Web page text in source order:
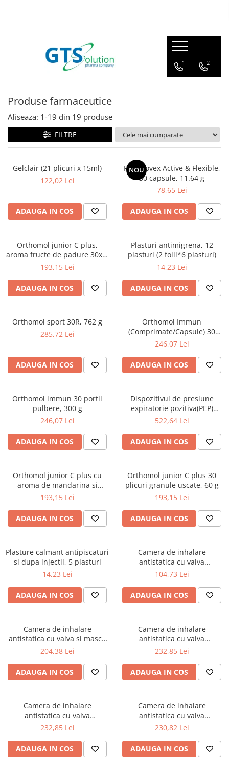
Seturi ingrijire
Protectie solara
Serum pentru fata
Creme de ochi
Creme de fata
Ingrijire corp - fermitate
Masti pentru fata
Cosmetice barbati
Articulatii, oase, muschi
Imunitate, raceala si gripa
Sanatatea familiei
Calitatea vietii
1 2
Produse farmaceutice
Afiseaza: 1-19 din 19 produse
FILTRE
Gelclair (21 plicuri x 15ml)
122,02 Lei
ADAUGA IN COS
NOU
Regenovex Active & Flexible,
30 capsule, 11.64 g
78,65 Lei
ADAUGA IN COS
Orthomol junior C plus,
aroma fructe de padure 30x(3
tbl masticabile), 108 g
193,15 Lei
ADAUGA IN COS
Plasturi antimigrena, 12
plasturi (2 folii*6 plasturi)
14,23 Lei
ADAUGA IN COS
Orthomol sport 30R, 762 g
285,72 Lei
ADAUGA IN COS
Orthomol Immun
(Comprimate/Capsule) 30
portii, 117 g
246,07 Lei
ADAUGA IN COS
Orthomol immun 30 portii
pulbere, 300 g
246,07 Lei
ADAUGA IN COS
Dispozitivul de presiune
expiratorie pozitiva(PEP)
oscilanta Aerobika
522,64 Lei
ADAUGA IN COS
Orthomol junior C plus cu
aroma de mandarina si
portocala, 30x(3 tbl
193,15 Lei
ADAUGA IN COS
Orthomol junior C plus 30
plicuri granule uscate, 60 g
193,15 Lei
ADAUGA IN COS
Plasture calmant antipiscaturi
si dupa injectii, 5 plasturi
14,23 Lei
ADAUGA IN COS
Camera de inhalare
antistatica cu valva
AeroChamber Plus Flow-Vu
104,73 Lei
ADAUGA IN COS
Camera de inhalare
antistatica cu valva si masca
mica AeroChamber Plus*
204,38 Lei
ADAUGA IN COS
Camera de inhalare
antistatica cu valva
AeroChamber Plus* Flow-Vu*
dimensiune mare
232,85 Lei
ADAUGA IN COS
Camera de inhalare
antistatica cu valva
AeroChamber Plus* Flow-Vu*
dimensiune mica
232,85 Lei
ADAUGA IN COS
Camera de inhalare
antistatica cu valva
AeroChamber Plus* Flow-Vu*
230,82 Lei
ADAUGA IN COS